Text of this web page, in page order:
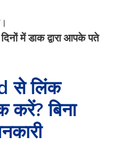
में डाक द्वारा आपके पते
से लिंक
करें? बिना